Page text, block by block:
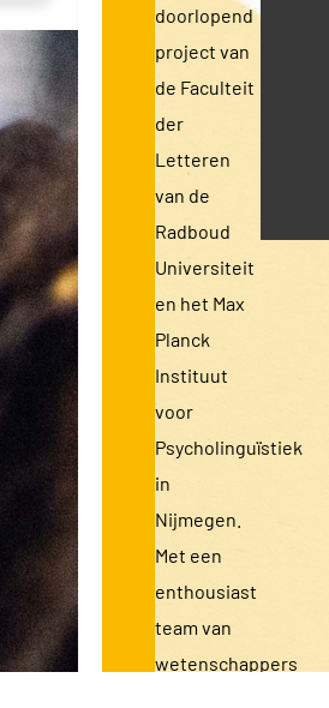
doorlopend
project van
de Faculteit
der
Letteren
van de
Radboud
Universiteit
en het Max
Planck
Instituut
voor
Psycholinguïstiek
in
Nijmegen.
Met een
enthousiast
team van
wetenschappers